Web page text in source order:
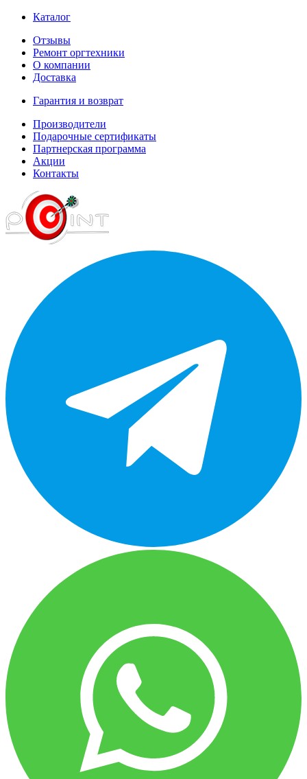
Каталог
Отзывы
Ремонт оргтехники
О компании
Доставка
Гарантия и возврат
Производители
Подарочные сертификаты
Партнерская программа
Акции
Контакты